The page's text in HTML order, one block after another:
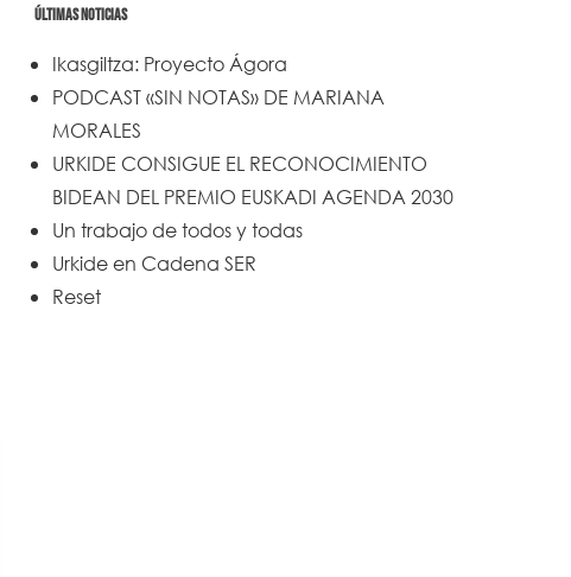
ÚLTIMAS NOTICIAS
Ikasgiltza: Proyecto Ágora
PODCAST «SIN NOTAS» DE MARIANA
MORALES
URKIDE CONSIGUE EL RECONOCIMIENTO
BIDEAN DEL PREMIO EUSKADI AGENDA 2030
Un trabajo de todos y todas
Urkide en Cadena SER
Reset